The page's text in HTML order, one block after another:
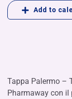
Add to
Tappa Palermo –
Pharmaway con il